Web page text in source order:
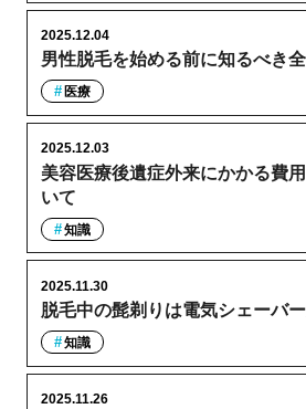
男性脱毛を始める前に知るべき
2025.12.04
医療
美容医療後遺症外来にかかる費
いて
2025.12.03
知識
脱毛中の髭剃りは電気シェーバ
2025.11.30
知識
2025.11.26